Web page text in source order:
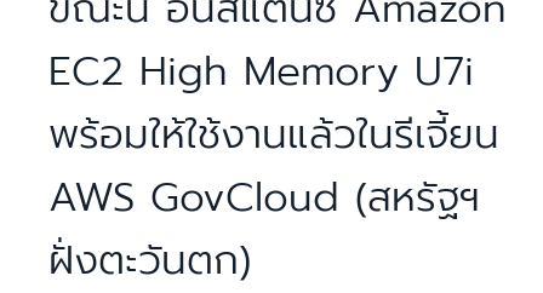
EC2 High Memory U7i
พร้อมให้ใช้งานแล้วในรีเจี้ยน
AWS GovCloud (สหรัฐฯ
ฝั่งตะวันตก)